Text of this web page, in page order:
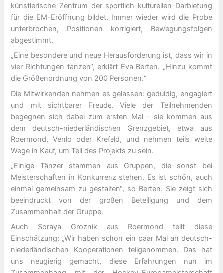
künstlerische Zentrum der sportlich-kulturellen Darbietung
für die EM-Eröffnung bildet. Immer wieder wird die Probe
unterbrochen, Positionen korrigiert, Bewegungsfolgen
abgestimmt.
„Eine besondere und neue Herausforderung ist, dass wir in
vier Richtungen tanzen“, erklärt Eva Berten. „Hinzu kommt
die Größenordnung von 200 Personen.“
Die Mitwirkenden nehmen es gelassen: geduldig, engagiert
und mit sichtbarer Freude. Viele der Teilnehmenden
begegnen sich dabei zum ersten Mal – sie kommen aus
dem deutsch-niederländischen Grenzgebiet, etwa aus
Roermond, Venlo oder Krefeld, und nehmen teils weite
Wege in Kauf, um Teil des Projekts zu sein.
„Einige Tänzer stammen aus Gruppen, die sonst bei
Meisterschaften in Konkurrenz stehen. Es ist schön, auch
einmal gemeinsam zu gestalten“, so Berten. Sie zeigt sich
beeindruckt von der großen Beteiligung und dem
Zusammenhalt der Gruppe.
Auch Soraya Groznik aus Roermond teilt diese
Einschätzung: „Wir haben schon ein paar Mal an deutsch-
niederländischen Kooperationen teilgenommen. Das hat
uns neugierig gemacht, diese Erfahrungen nun im